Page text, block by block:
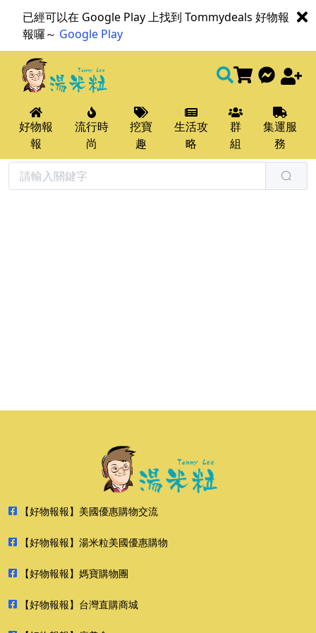
已經可以在 Google Play 上找到 Tommydeals 好物報
報囉～ Google Play
好物報
報
流行時
尚
挖寶
趣
生活攻
略
群
組
集運服
務
搜尋 | Tommydeals
【好物報報】美國優惠購物交流
【好物報報】湯米粒美國優惠購物
【好物報報】媽寶購物團
【好物報報】台灣直購商城